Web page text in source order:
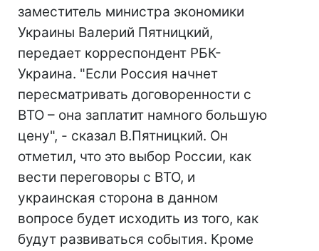
заместитель министра экономики
Украины Валерий Пятницкий,
передает корреспондент РБК-
Украина. "Если Россия начнет
пересматривать договоренности с
ВТО – она заплатит намного большую
цену", - сказал В.Пятницкий. Он
отметил, что это выбор России, как
вести переговоры с ВТО, и
украинская сторона в данном
вопросе будет исходить из того, как
будут развиваться события. Кроме